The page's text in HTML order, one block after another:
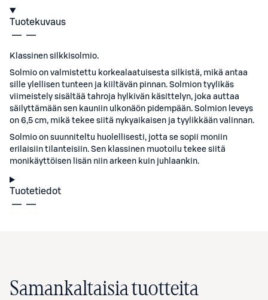
Tuotekuvaus
Klassinen silkkisolmio.
Solmio on valmistettu korkealaatuisesta silkistä, mikä antaa
sille ylellisen tunteen ja kiiltävän pinnan. Solmion tyylikäs
viimeistely sisältää tahroja hylkivän käsittelyn, joka auttaa
säilyttämään sen kauniin ulkonäön pidempään. Solmion leveys
on 6,5 cm, mikä tekee siitä nykyaikaisen ja tyylikkään valinnan.
Solmio on suunniteltu huolellisesti, jotta se sopii moniin
erilaisiin tilanteisiin. Sen klassinen muotoilu tekee siitä
monikäyttöisen lisän niin arkeen kuin juhlaankin.
Tuotetiedot
Samankaltaisia tuotteita